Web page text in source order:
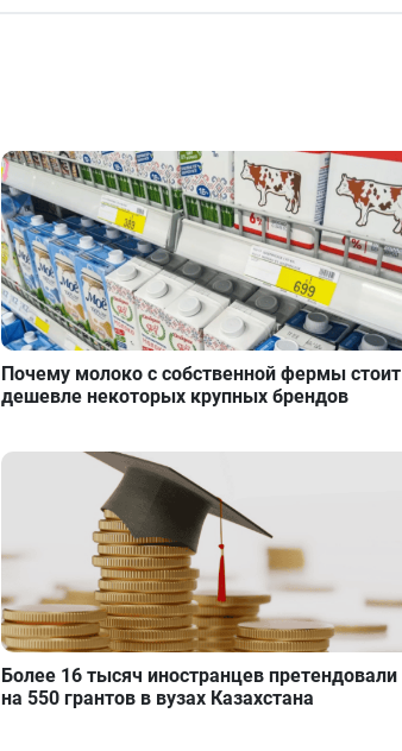
Почему молоко с собственной фермы стоит
дешевле некоторых крупных брендов
Более 16 тысяч иностранцев претендовали
на 550 грантов в вузах Казахстана